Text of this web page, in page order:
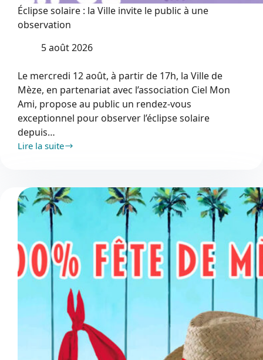
Éclipse solaire : la Ville invite le public à une
observation
5 août 2026
Le mercredi 12 août, à partir de 17h, la Ville de
Mèze, en partenariat avec l’association Ciel Mon
Ami, propose au public un rendez-vous
exceptionnel pour observer l’éclipse solaire
depuis…
Lire la suite
Éclipse
la
Ville
invite
public
à
une
observation